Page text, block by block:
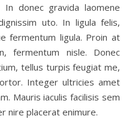
donec gravida laomene
uto. In ligula felis,
fermentum ligula. Proin at
fermentum nisle. Donec
tellus turpis feugiat me,
Integer ultricies amet
Mauris iaculis facilisis sem
nire placerat enimure.